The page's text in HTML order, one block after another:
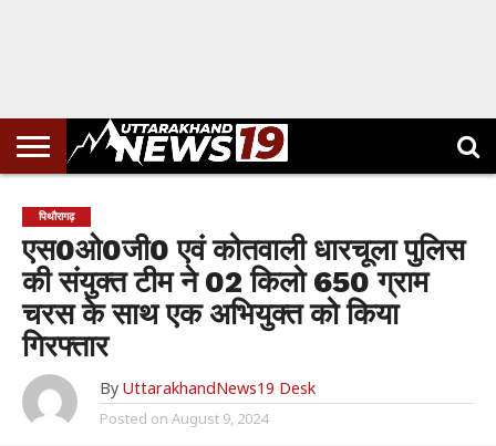
पिथौरागढ़
एस0ओ0जी0 एवं कोतवाली धारचूला पुलिस
की संयुक्त टीम ने 02 किलो 650 ग्राम
चरस के साथ एक अभियुक्त को किया
गिरफ्तार
By UttarakhandNews19 Desk
Posted on August 9, 2024